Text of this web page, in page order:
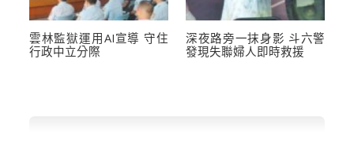
雲林監獄運用AI宣導 守住
行政中立分際
深夜路旁一抹身影 斗六警
發現失聯婦人即時救援